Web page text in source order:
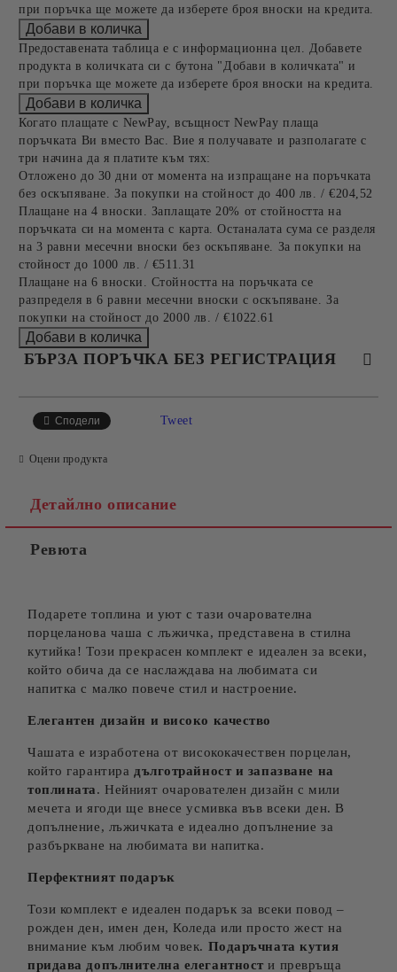
при поръчка ще можете да изберете броя вноски на кредита.
Предоставената таблица е с информационна цел. Добавете
продукта в количката си с бутона "Добави в количката" и
при поръчка ще можете да изберете броя вноски на кредита.
Когато плащате с NewPay, всъщност NewPay плаща
поръчката Ви вместо Вас. Вие я получавате и разполагате с
три начина да я платите към тях:
Отложено до 30 дни от момента на изпращане на поръчката
без оскъпяване. За покупки на стойност до 400 лв. / €204,52
Плащане на 4 вноски. Заплащате 20% от стойността на
поръчката си на момента с карта. Останалата сума се разделя
на 3 равни месечни вноски без оскъпяване. За покупки на
стойност до 1000 лв. / €511.31
Плащане на 6 вноски. Стойността на поръчката се
разпределя в 6 равни месечни вноски с оскъпяване. За
покупки на стойност до 2000 лв. / €1022.61
БЪРЗА ПОРЪЧКА БЕЗ РЕГИСТРАЦИЯ
Сподели Tweet
Оцени продукта
Детайлно описание
Ревюта
Подарете топлина и уют с тази очарователна
порцеланова чаша с лъжичка, представена в стилна
кутийка! Този прекрасен комплект е идеален за всеки,
който обича да се наслаждава на любимата си
напитка с малко повече стил и настроение.
Елегантен дизайн и високо качество
Чашата е изработена от висококачествен порцелан,
който гарантира дълготрайност и запазване на
топлината. Нейният очарователен дизайн с мили
мечета и ягоди ще внесе усмивка във всеки ден. В
допълнение, лъжичката е идеално допълнение за
разбъркване на любимата ви напитка.
Перфектният подарък
Този комплект е идеален подарък за всеки повод –
рожден ден, имен ден, Коледа или просто жест на
внимание към любим човек. Подаръчната кутия
придава допълнителна елегантност и превръща